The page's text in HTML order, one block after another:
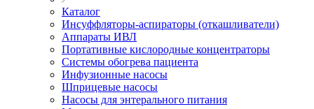
Каталог
Инсуффляторы-аспираторы (откашливатели)
Аппараты ИВЛ
Портативные кислородные концентраторы
Системы обогрева пациента
Инфузионные насосы
Шприцевые насосы
Насосы для энтерального питания